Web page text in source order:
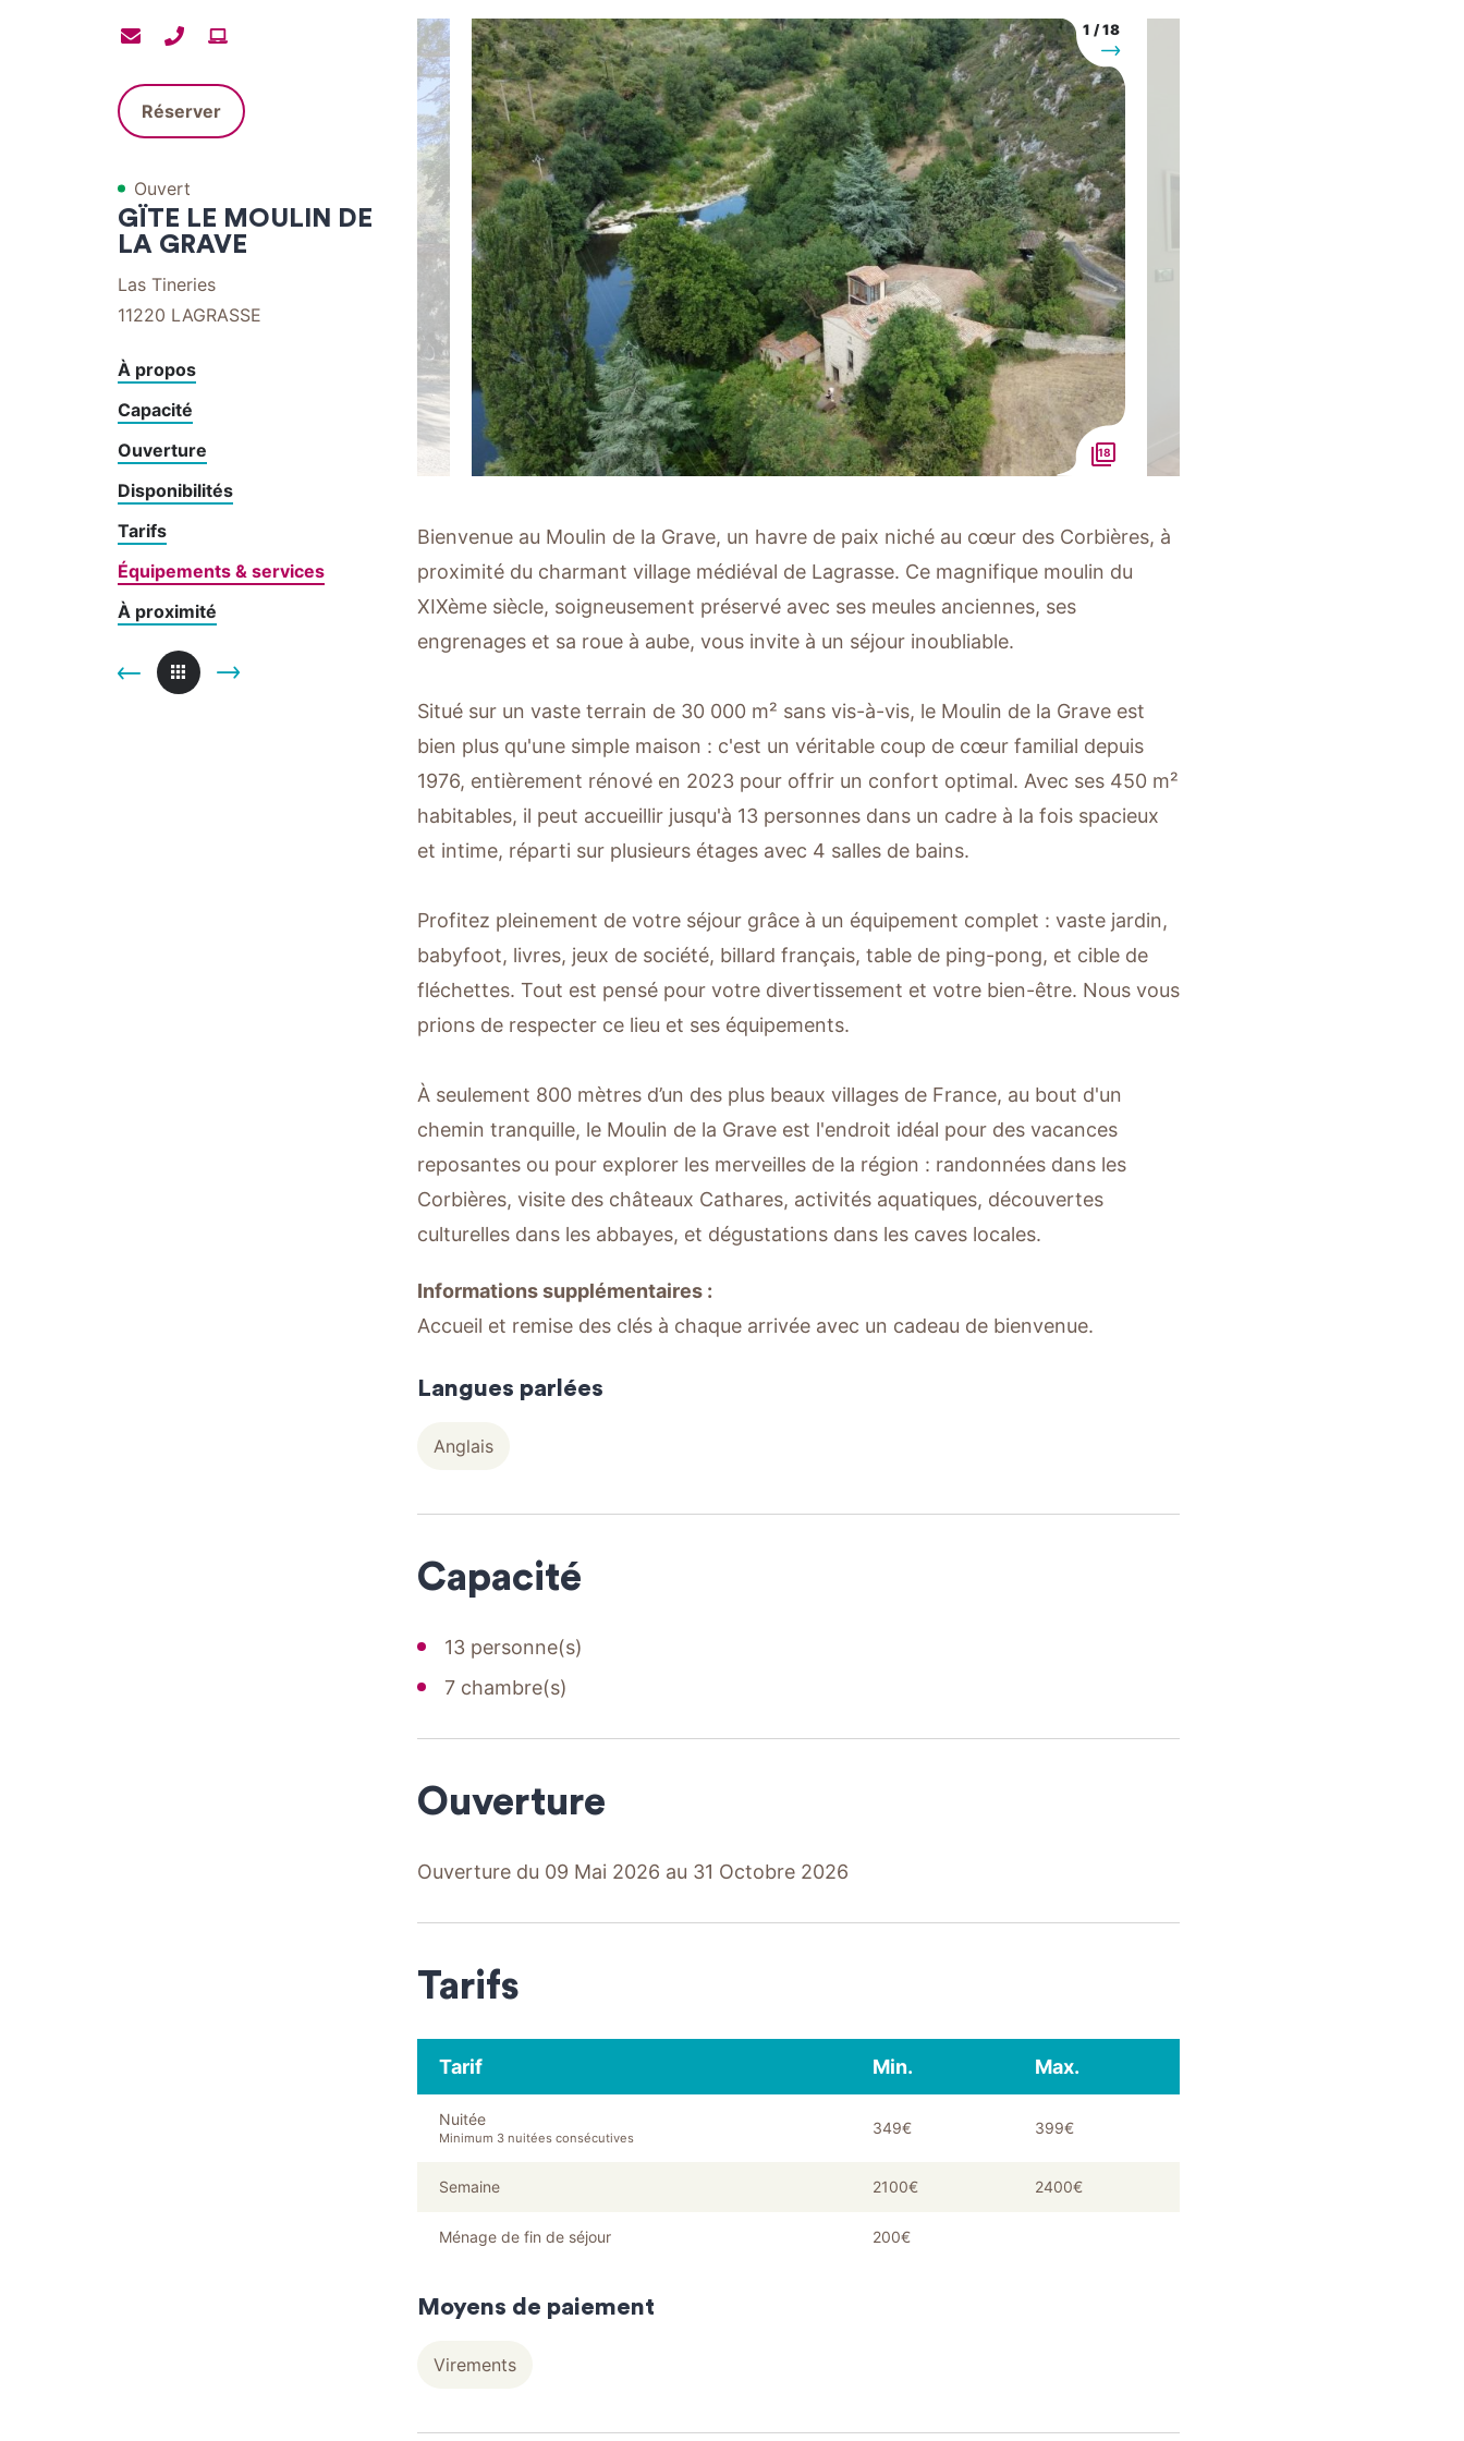
Contacter
mail
Contacter
téléphone
Réserver
Ouvert
GÏTE LE MOULIN DE
LA GRAVE
Las Tineries
11220 LAGRASSE
À propos
Capacité
Ouverture
Disponibilités
Tarifs
Équipements & services
À proximité
1 /18
Suivant
18
Bienvenue au Moulin de la Grave, un havre de paix niché au cœur des Corbières, à
proximité du charmant village médiéval de Lagrasse. Ce magnifique moulin du
XIXème siècle, soigneusement préservé avec ses meules anciennes, ses
engrenages et sa roue à aube, vous invite à un séjour inoubliable.
Situé sur un vaste terrain de 30 000 m² sans vis-à-vis, le Moulin de la Grave est
bien plus qu'une simple maison : c'est un véritable coup de cœur familial depuis
1976, entièrement rénové en 2023 pour offrir un confort optimal. Avec ses 450 m²
habitables, il peut accueillir jusqu'à 13 personnes dans un cadre à la fois spacieux
et intime, réparti sur plusieurs étages avec 4 salles de bains.
Profitez pleinement de votre séjour grâce à un équipement complet : vaste jardin,
babyfoot, livres, jeux de société, billard français, table de ping-pong, et cible de
fléchettes. Tout est pensé pour votre divertissement et votre bien-être. Nous vous
prions de respecter ce lieu et ses équipements.
À seulement 800 mètres d’un des plus beaux villages de France, au bout d'un
chemin tranquille, le Moulin de la Grave est l'endroit idéal pour des vacances
reposantes ou pour explorer les merveilles de la région : randonnées dans les
Corbières, visite des châteaux Cathares, activités aquatiques, découvertes
culturelles dans les abbayes, et dégustations dans les caves locales.
Informations supplémentaires :
Accueil et remise des clés à chaque arrivée avec un cadeau de bienvenue.
Langues parlées
Anglais
Capacité
13 personne(s)
7 chambre(s)
Ouverture
Ouverture du 09 Mai 2026 au 31 Octobre 2026
Tarifs
Tarif Min. Max.
Nuitée
Minimum 3 nuitées consécutives
349€ 399€
Semaine 2100€ 2400€
Ménage de fin de séjour 200€
Moyens de paiement
Virements